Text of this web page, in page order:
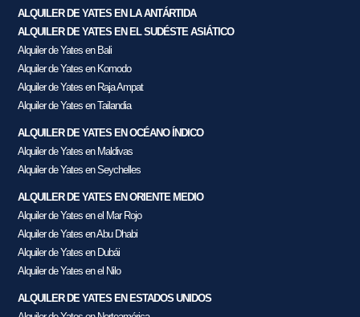
ALQUILER DE YATES EN LA ANTÁRTIDA
ALQUILER DE YATES EN EL SUDÉSTE ASIÁTICO
Alquiler de Yates en Bali
Alquiler de Yates en Komodo
Alquiler de Yates en Raja Ampat
Alquiler de Yates en Tailandia
ALQUILER DE YATES EN OCÉANO ÍNDICO
Alquiler de Yates en Maldivas
Alquiler de Yates en Seychelles
ALQUILER DE YATES EN ORIENTE MEDIO
Alquiler de Yates en el Mar Rojo
Alquiler de Yates en Abu Dhabi
Alquiler de Yates en Dubái
Alquiler de Yates en el Nilo
ALQUILER DE YATES EN ESTADOS UNIDOS